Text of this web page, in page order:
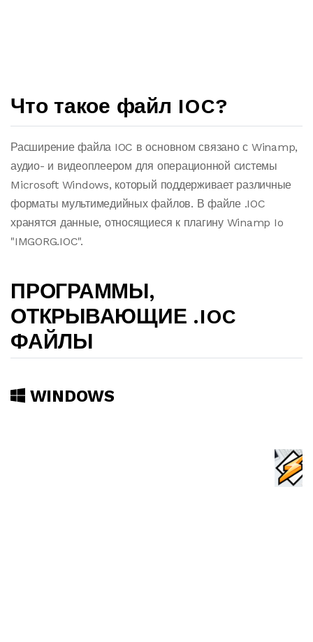
Что такое файл IOC?
Расширение файла IOC в основном связано с Winamp,
аудио- и видеоплеером для операционной системы
Microsoft Windows, который поддерживает различные
форматы мультимедийных файлов. В файле .IOC
хранятся данные, относящиеся к плагину Winamp Io
"IMGORG.IOC".
ПРОГРАММЫ,
ОТКРЫВАЮЩИЕ .IOC
ФАЙЛЫ
WINDOWS